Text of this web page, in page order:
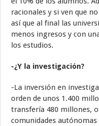
racionales y si ven que
así que al final las
menos ingresos y con
los estudios.
-¿Y la investigación?
-La inversión en
orden de unos 1.400
transfería 480 millones,
comunidades